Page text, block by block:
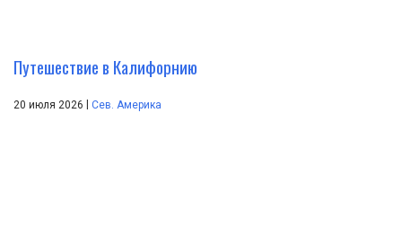
Путешествие в Калифорнию
20 июля 2026 Сев. Америка